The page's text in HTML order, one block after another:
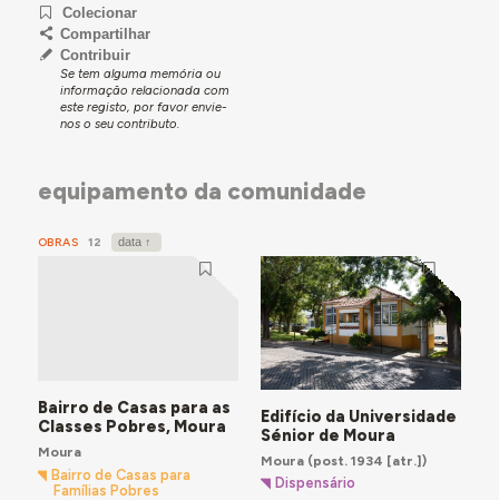
este último delimitado pela albufeira de Alqueva. Esta
proximidade uma barragem desta dimensão confere a
Moura um posicionamento relevante no que concerne
aos recursos hídricos e à agricultura de regadio.
A estrutura urbana do concelho organiza-se em torno
50% da população. A cidade assume, assim, um papel
agindo como o principal núcleo de serviços e comércio.
Colecionar
Compartilhar
Contribuir
Se tem alguma memória ou
informação relacionada com
este registo, por favor envie-
nos o seu contributo.
equipamento da comunidade
OBRAS 12
Bairro de Casas para as
Classes Pobres, Moura
Moura
Bairro de Casas para
Famílias Pobres
Edifício da Universidade
Sénior de Moura
Moura(post. 1934 [atr.])
Dispensário